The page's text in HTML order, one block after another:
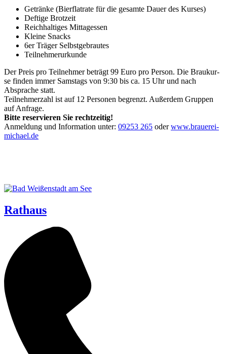
Geträn­ke (Bier­flat­rate für die gesam­te Dau­er des Kurses)
Def­ti­ge Brotzeit
Reich­hal­ti­ges Mittagessen
Klei­ne Snacks
6er Trä­ger Selbstgebrautes
Teil­neh­mer­ur­kun­de
Der Preis pro Teil­neh­mer beträgt 99 Euro pro Per­son. Die Brau­kur­
se fin­den immer Sams­tags von 9:30 bis ca. 15 Uhr und nach
Abspra­che statt.
Teil­neh­mer­zahl ist auf 12 Per­so­nen begrenzt. Außer­dem Grup­pen
auf Anfra­ge.
Bit­te reser­vie­ren Sie recht­zei­tig!
Anmel­dung und Infor­ma­ti­on unter: 09253 265 oderwww​.braue​rei​-
micha​el​.de
Rathaus